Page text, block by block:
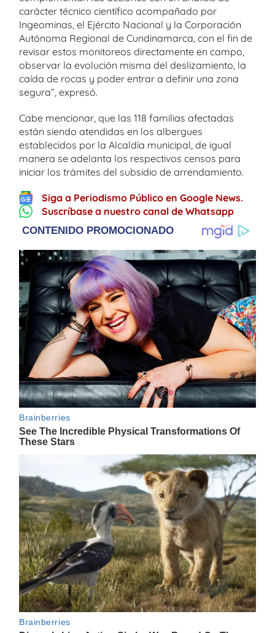
carácter técnico científico acompañado por
Ingeominas, el Ejército Nacional y la Corporación
Autónoma Regional de Cundinamarca, con el fin de
revisar estos monitoreos directamente en campo,
observar la evolución misma del deslizamiento, la
caída de rocas y poder entrar a definir una zona
segura”, expresó.
Cabe mencionar, que las 118 familias afectadas
están siendo atendidas en los albergues
establecidos por la Alcaldía municipal, de igual
manera se adelanta los respectivos censos para
iniciar los trámites del subsidio de arrendamiento.
Siga a Periodismo Público en Google News.
Suscríbase a nuestro canal de Whatsapp